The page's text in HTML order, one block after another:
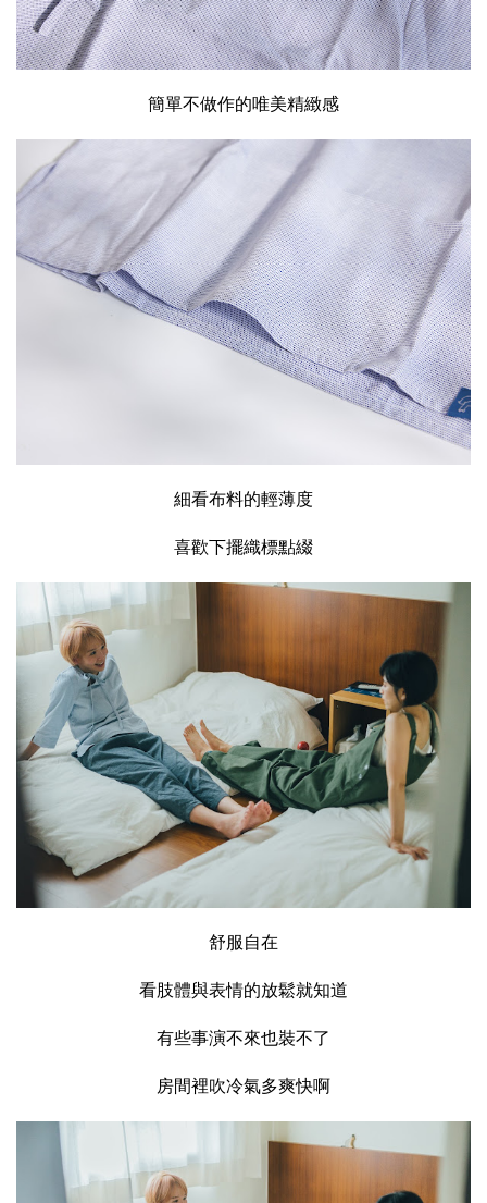
簡單不做作的唯美精緻感
細看布料的輕薄度
喜歡下擺織標點綴
舒服自在
看肢體與表情的放鬆就知道
有些事演不來也裝不了
房間裡吹冷氣多爽快啊